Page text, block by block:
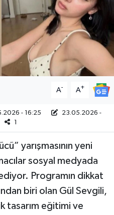
A- A+
- 16:25
23.05.2026 -
1
yarışmasının yeni
sosyal medyada
Programın dikkat
biri olan Gül Sevgili,
tasarım eğitimi ve